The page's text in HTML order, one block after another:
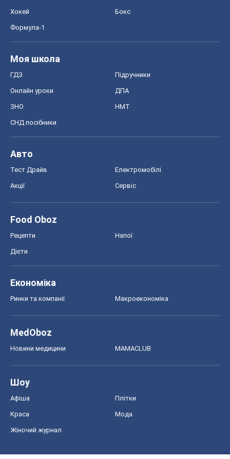
Хокей Бокс
Формула-1
Моя школа
ГДЗ Підручники
Онлайн уроки ДПА
ЗНО НМТ
СНД посібники
Авто
Тест Драйв Електромобілі
Акції Сервіс
Food Oboz
Рецепти Напої
Дієти
Економіка
Ринки та компанії Макроекономіка
MedOboz
Новини медицини MAMACLUB
Шоу
Афіша Плітки
Краса Мода
Жіночий журнал